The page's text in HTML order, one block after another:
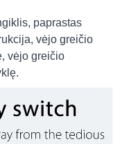
paprastas
vėjo greičio
vėjo greičio